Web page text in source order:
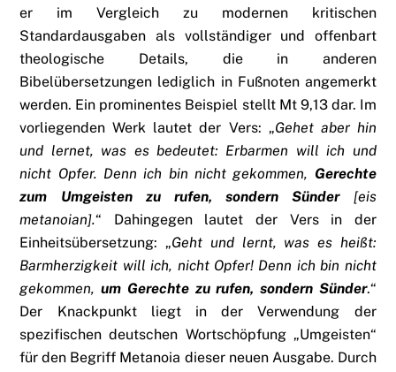
er im Vergleich zu modernen kritischen
Standardausgaben als vollständiger und offenbart
theologische Details, die in anderen
Bibelübersetzungen lediglich in Fußnoten angemerkt
werden. Ein prominentes Beispiel stellt Mt 9,13 dar. Im
vorliegenden Werk lautet der Vers: „Gehet aber hin
und lernet, was es bedeutet: Erbarmen will ich und
nicht Opfer. Denn ich bin nicht gekommen, Gerechte
zum Umgeisten zu rufen, sondern Sünder[eis
metanoian].“ Dahingegen lautet der Vers in der
Einheitsübersetzung: „Geht und lernt, was es heißt:
Barmherzigkeit will ich, nicht Opfer! Denn ich bin nicht
gekommen,um Gerechte zu rufen, sondern Sünder.“
Der Knackpunkt liegt in der Verwendung der
spezifischen deutschen Wortschöpfung „Umgeisten“
für den Begriff Metanoia dieser neuen Ausgabe. Durch